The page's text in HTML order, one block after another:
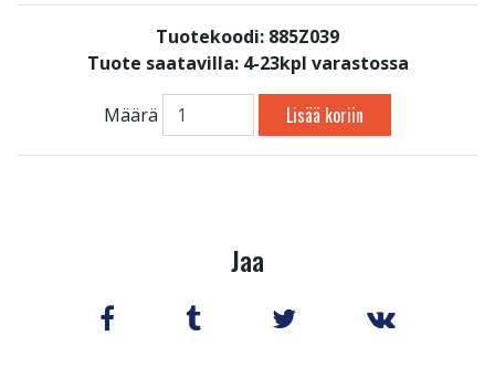
Tuotekoodi: 885Z039
Tuote saatavilla: 4-23kpl varastossa
Määrä Lisää koriin
Jaa